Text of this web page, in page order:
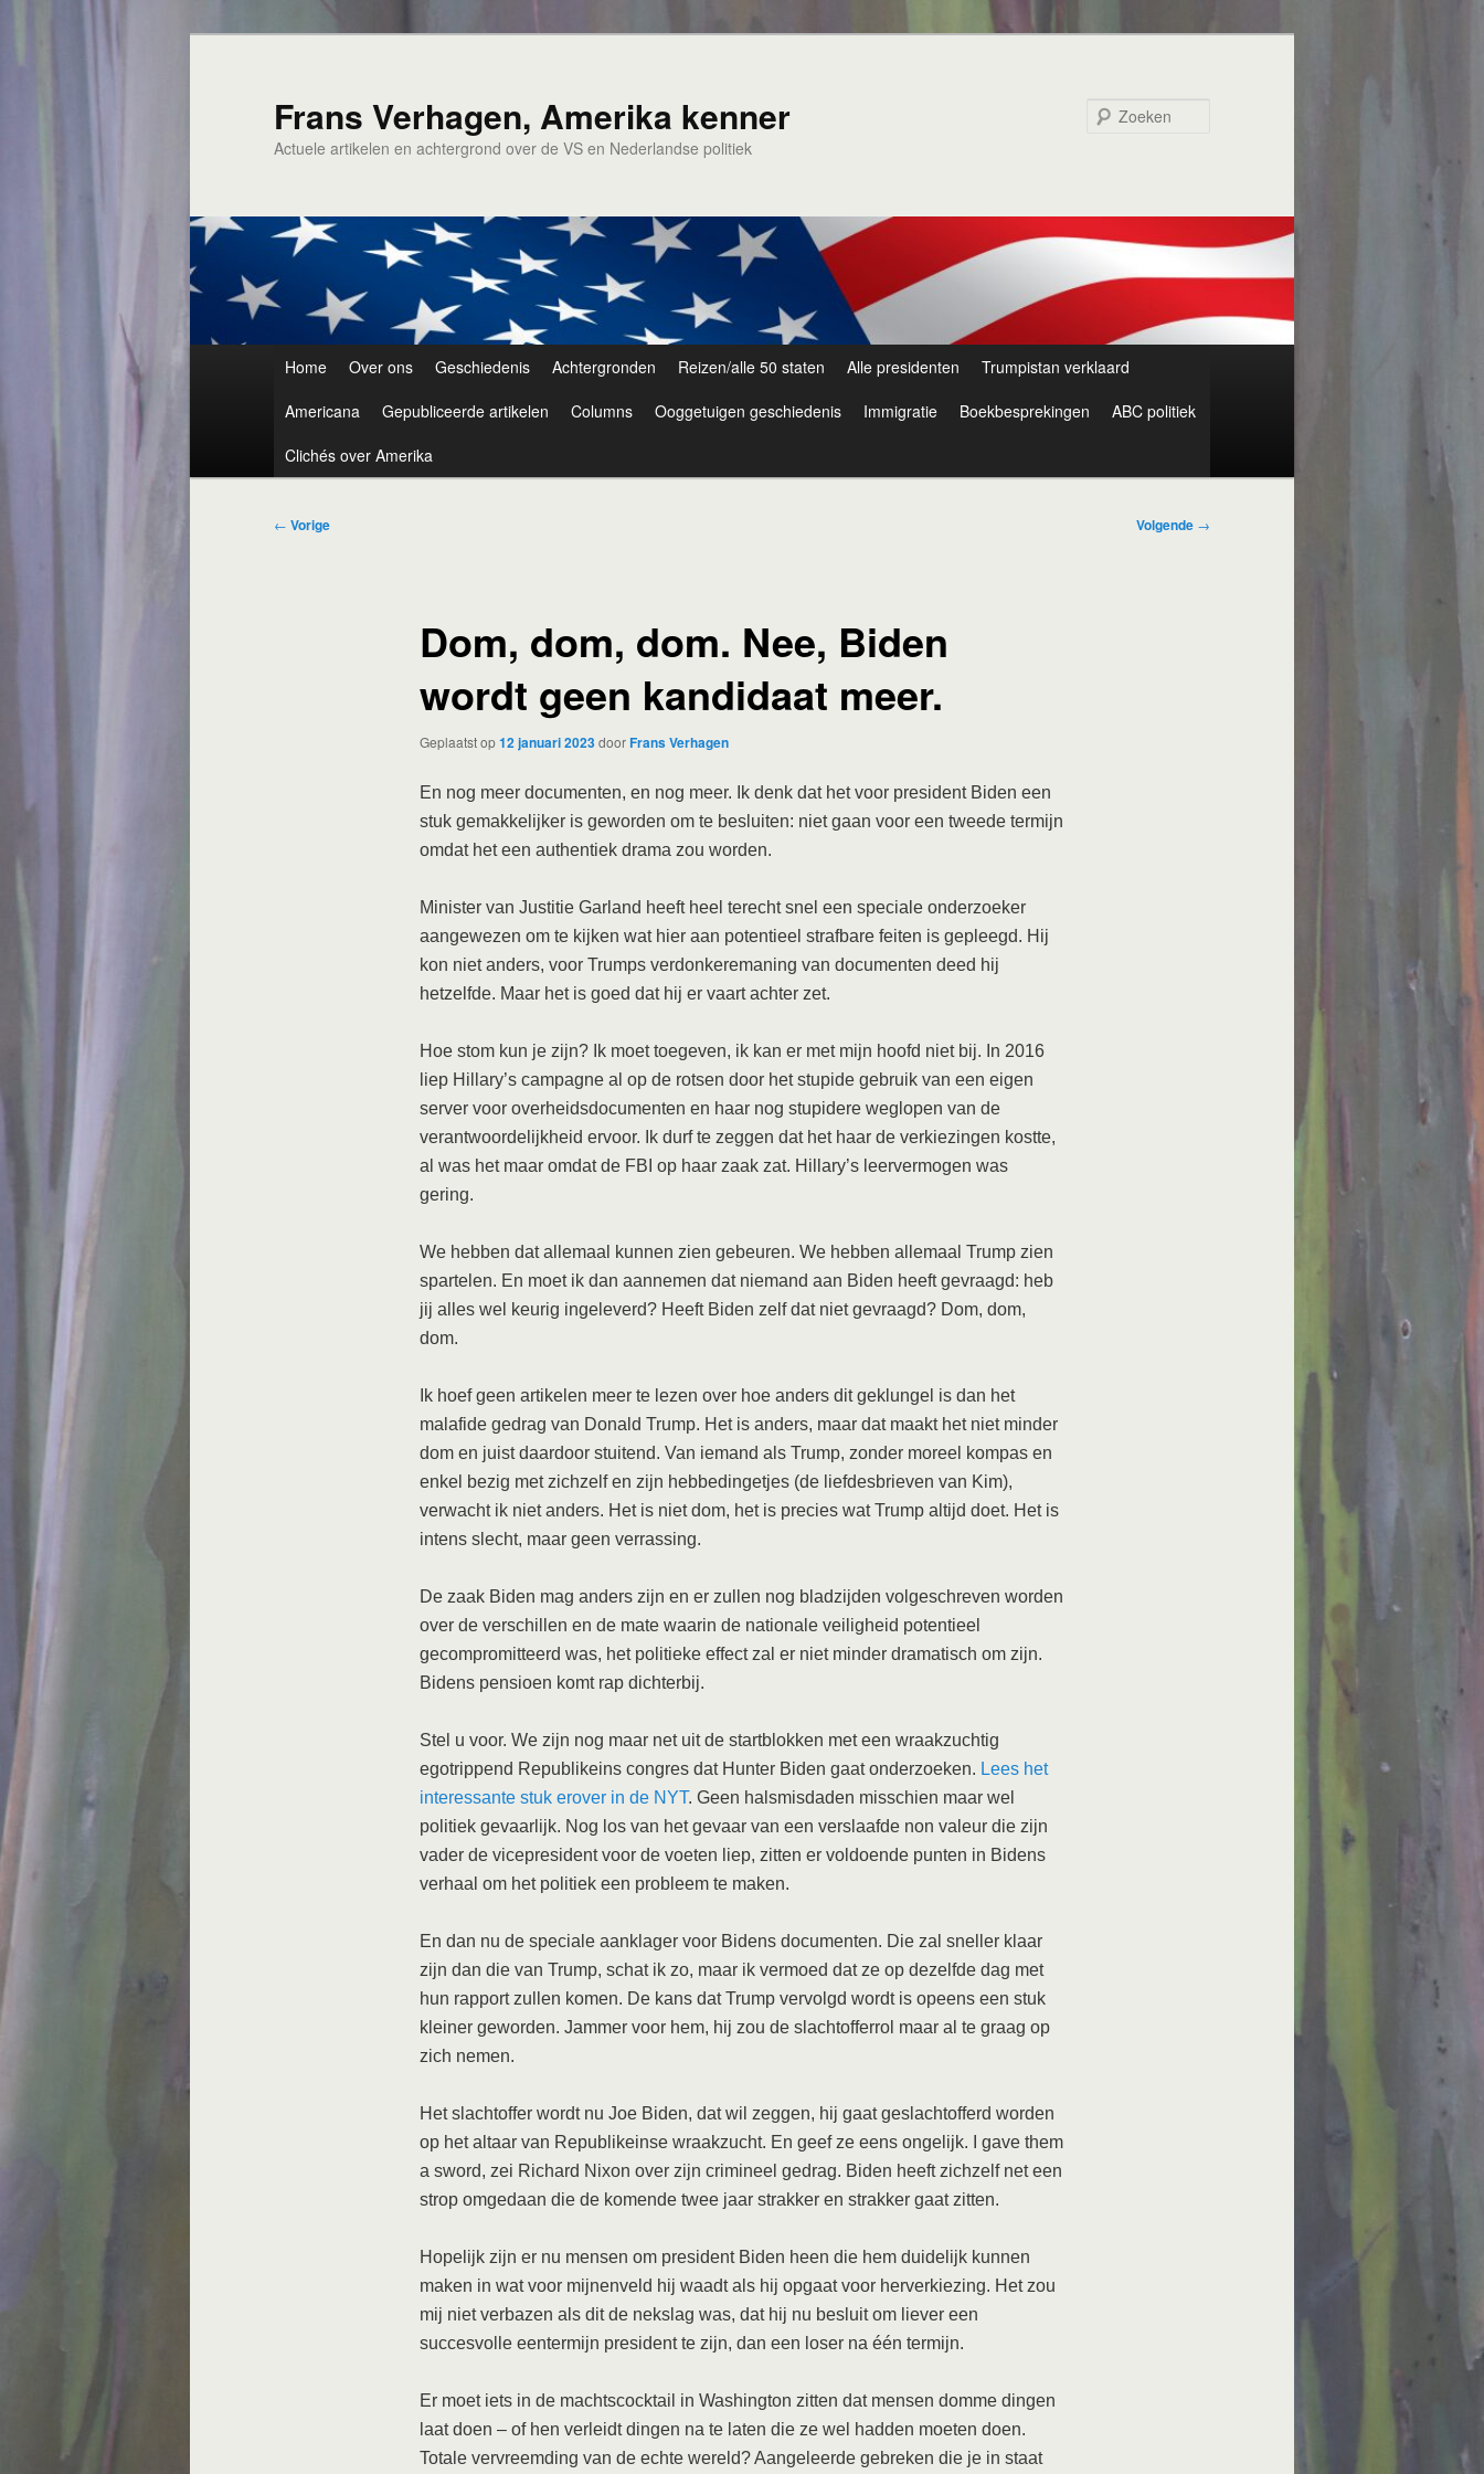
Frans Verhagen, Amerika kenner
Actuele artikelen en achtergrond over de VS en Nederlandse politiek
Home Over ons Geschiedenis Achtergronden Reizen/alle 50 staten Alle presidenten
Trumpistan verklaard
Americana
Gepubliceerde artikelen Columns Ooggetuigen geschiedenis Immigratie Boekbesprekingen
ABC politiek
Clichés over Amerika
Bericht
← Vorige Volgende →
Dom, dom, dom. Nee, Biden
wordt geen kandidaat meer.
Geplaatst op12 januari 2023doorFrans Verhagen
En nog meer documenten, en nog meer. Ik denk dat het voor president Biden een
stuk gemakkelijker is geworden om te besluiten: niet gaan voor een tweede termijn
omdat het een authentiek drama zou worden.
Minister van Justitie Garland heeft heel terecht snel een speciale onderzoeker
aangewezen om te kijken wat hier aan potentieel strafbare feiten is gepleegd. Hij
kon niet anders, voor Trumps verdonkeremaning van documenten deed hij
hetzelfde. Maar het is goed dat hij er vaart achter zet.
Hoe stom kun je zijn? Ik moet toegeven, ik kan er met mijn hoofd niet bij. In 2016
liep Hillary’s campagne al op de rotsen door het stupide gebruik van een eigen
server voor overheidsdocumenten en haar nog stupidere weglopen van de
verantwoordelijkheid ervoor. Ik durf te zeggen dat het haar de verkiezingen kostte,
al was het maar omdat de FBI op haar zaak zat. Hillary’s leervermogen was
gering.
We hebben dat allemaal kunnen zien gebeuren. We hebben allemaal Trump zien
spartelen. En moet ik dan aannemen dat niemand aan Biden heeft gevraagd: heb
jij alles wel keurig ingeleverd? Heeft Biden zelf dat niet gevraagd? Dom, dom,
dom.
Ik hoef geen artikelen meer te lezen over hoe anders dit geklungel is dan het
malafide gedrag van Donald Trump. Het is anders, maar dat maakt het niet minder
dom en juist daardoor stuitend. Van iemand als Trump, zonder moreel kompas en
enkel bezig met zichzelf en zijn hebbedingetjes (de liefdesbrieven van Kim),
verwacht ik niet anders. Het is niet dom, het is precies wat Trump altijd doet. Het is
intens slecht, maar geen verrassing.
De zaak Biden mag anders zijn en er zullen nog bladzijden volgeschreven worden
over de verschillen en de mate waarin de nationale veiligheid potentieel
gecompromitteerd was, het politieke effect zal er niet minder dramatisch om zijn.
Bidens pensioen komt rap dichterbij.
Stel u voor. We zijn nog maar net uit de startblokken met een wraakzuchtig
egotrippend Republikeins congres dat Hunter Biden gaat onderzoeken. Lees het
interessante stuk erover in de NYT. Geen halsmisdaden misschien maar wel
politiek gevaarlijk. Nog los van het gevaar van een verslaafde non valeur die zijn
vader de vicepresident voor de voeten liep, zitten er voldoende punten in Bidens
verhaal om het politiek een probleem te maken.
En dan nu de speciale aanklager voor Bidens documenten. Die zal sneller klaar
zijn dan die van Trump, schat ik zo, maar ik vermoed dat ze op dezelfde dag met
hun rapport zullen komen. De kans dat Trump vervolgd wordt is opeens een stuk
kleiner geworden. Jammer voor hem, hij zou de slachtofferrol maar al te graag op
zich nemen.
Het slachtoffer wordt nu Joe Biden, dat wil zeggen, hij gaat geslachtofferd worden
op het altaar van Republikeinse wraakzucht. En geef ze eens ongelijk. I gave them
a sword, zei Richard Nixon over zijn crimineel gedrag. Biden heeft zichzelf net een
strop omgedaan die de komende twee jaar strakker en strakker gaat zitten.
Hopelijk zijn er nu mensen om president Biden heen die hem duidelijk kunnen
maken in wat voor mijnenveld hij waadt als hij opgaat voor herverkiezing. Het zou
mij niet verbazen als dit de nekslag was, dat hij nu besluit om liever een
succesvolle eentermijn president te zijn, dan een loser na één termijn.
Er moet iets in de machtscocktail in Washington zitten dat mensen domme dingen
laat doen – of hen verleidt dingen na te laten die ze wel hadden moeten doen.
Totale vervreemding van de echte wereld? Aangeleerde gebreken die je in staat